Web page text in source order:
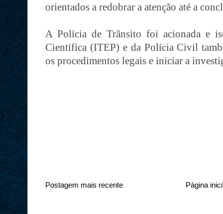
orientados a redobrar a atenção até a
A Polícia de Trânsito foi acionada e
Científica (ITEP) e da Polícia Civil
os procedimentos legais e iniciar a
Postagem mais recente Página